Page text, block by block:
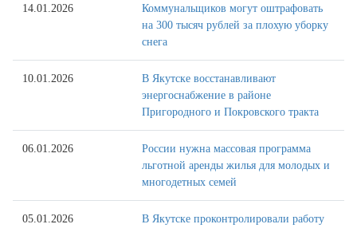
14.01.2026
Коммунальщиков могут оштрафовать
на 300 тысяч рублей за плохую уборку
снега
10.01.2026
В Якутске восстанавливают
энергоснабжение в районе
Пригородного и Покровского тракта
06.01.2026
России нужна массовая программа
льготной аренды жилья для молодых и
многодетных семей
05.01.2026
В Якутске проконтролировали работу